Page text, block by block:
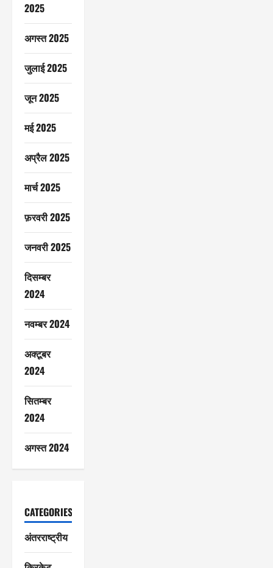
2025
अगस्त 2025
जुलाई 2025
जून 2025
मई 2025
अप्रैल 2025
मार्च 2025
फ़रवरी 2025
जनवरी 2025
दिसम्बर
2024
नवम्बर 2024
अक्टूबर
2024
सितम्बर
2024
अगस्त 2024
CATEGORIES
अंतरराष्ट्रीय